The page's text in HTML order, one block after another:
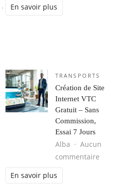
En savoir plus
TRANSPORTS
Création de Site
Internet VTC
Gratuit – Sans
Commission,
Essai 7 Jours
Alba
Aucun
commentaire
En savoir plus